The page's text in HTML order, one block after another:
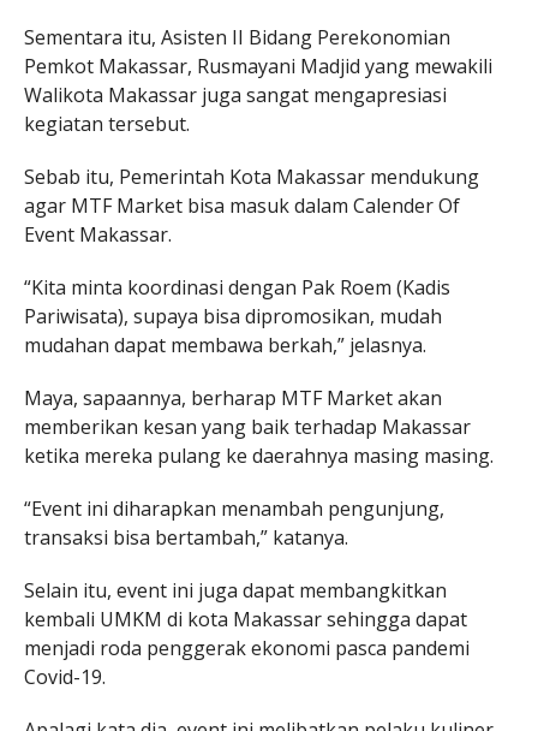
Sementara itu, Asisten II Bidang Perekonomian
Pemkot Makassar, Rusmayani Madjid yang mewakili
Walikota Makassar juga sangat mengapresiasi
kegiatan tersebut.
Sebab itu, Pemerintah Kota Makassar mendukung
agar MTF Market bisa masuk dalam Calender Of
Event Makassar.
“Kita minta koordinasi dengan Pak Roem (Kadis
Pariwisata), supaya bisa dipromosikan, mudah
mudahan dapat membawa berkah,” jelasnya.
Maya, sapaannya, berharap MTF Market akan
memberikan kesan yang baik terhadap Makassar
ketika mereka pulang ke daerahnya masing masing.
“Event ini diharapkan menambah pengunjung,
transaksi bisa bertambah,” katanya.
Selain itu, event ini juga dapat membangkitkan
kembali UMKM di kota Makassar sehingga dapat
menjadi roda penggerak ekonomi pasca pandemi
Covid-19.